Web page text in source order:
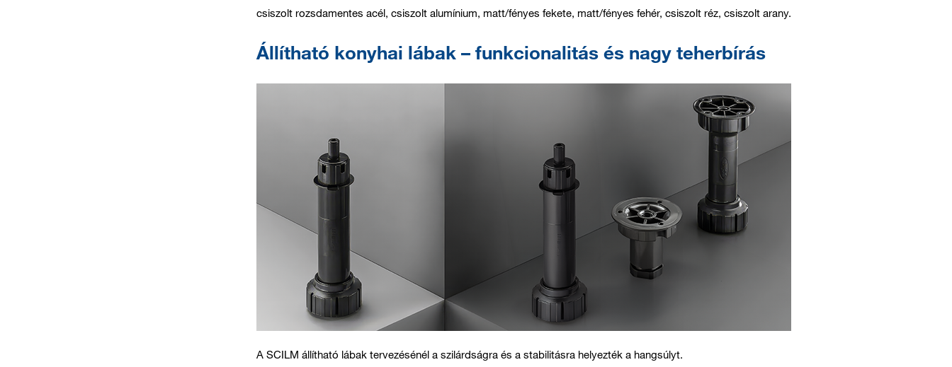
csiszolt rozsdamentes acél, csiszolt alumínium, matt/fényes fekete, matt/fényes fehér, csiszolt réz, csiszolt arany.
Állítható konyhai lábak – funkcionalitás és nagy teherbírás
A SCILM állítható lábak tervezésénél a szilárdságra és a stabilitásra helyezték a hangsúlyt.